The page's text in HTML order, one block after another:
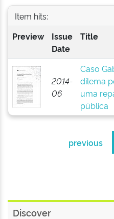
Item hits:
Preview
Issue
Date
Title
2014-
06
Caso
dilema
uma
pública
previous
Discover